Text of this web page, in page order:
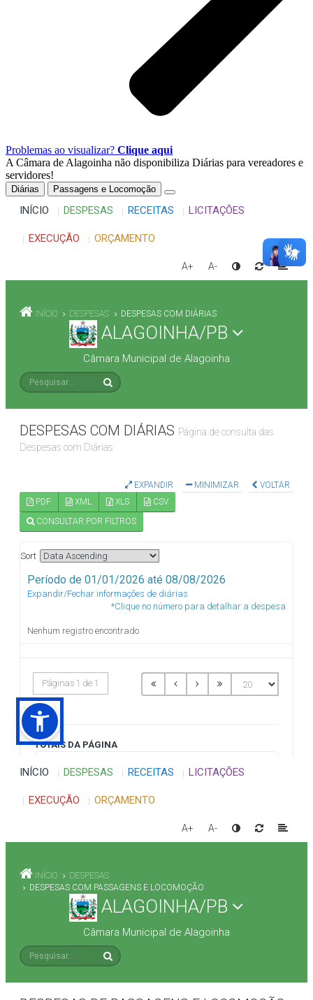
Problemas ao visualizar? Clique aqui
A Câmara de Alagoinha não disponibiliza Diárias para vereadores e
servidores!
Diárias Passagens e Locomoção